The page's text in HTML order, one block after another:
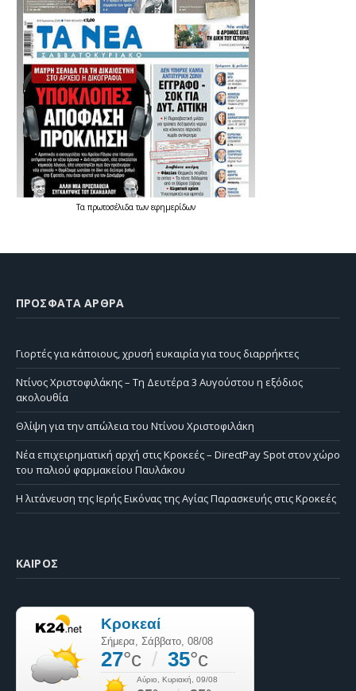
Τα πρωτοσέλιδατων εφημερίδων
ΠΡΌΣΦΑΤΑ ΆΡΘΡΑ
Γιορτές για κάποιους, χρυσή ευκαιρία για τους διαρρήκτες
Ντίνος Χριστοφιλάκης – Τη Δευτέρα 3 Αυγούστου η εξόδιος
ακολουθία
Θλίψη για την απώλεια του Ντίνου Χριστοφιλάκη
Νέα επιχειρηματική αρχή στις Κροκεές – DirectPay Spot στον χώρο
του παλιού φαρμακείου Παυλάκου
Η λιτάνευση της Ιερής Εικόνας της Αγίας Παρασκευής στις Κροκεές
ΚΑΙΡΌΣ